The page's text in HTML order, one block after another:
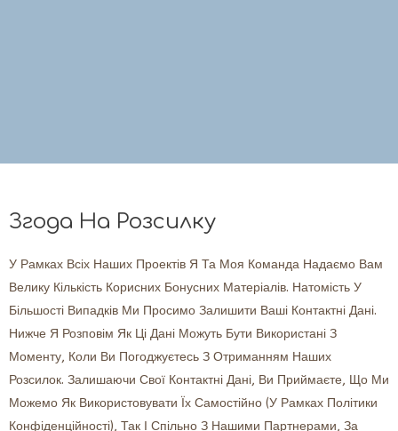
Згода На Розсилку
У Рамках Всіх Наших Проектів Я Та Моя Команда Надаємо Вам
Велику Кількість Корисних Бонусних Матеріалів. Натомість У
Більшості Випадків Ми Просимо Залишити Ваші Контактні Дані.
Нижче Я Розповім Як Ці Дані Можуть Бути Використані З
Моменту, Коли Ви Погоджуєтесь З Отриманням Наших
Розсилок. Залишаючи Свої Контактні Дані, Ви Приймаєте, Що Ми
Можемо Як Використовувати Їх Самостійно (у Рамках Політики
Конфіденційності), Так І Спільно З Нашими Партнерами, За